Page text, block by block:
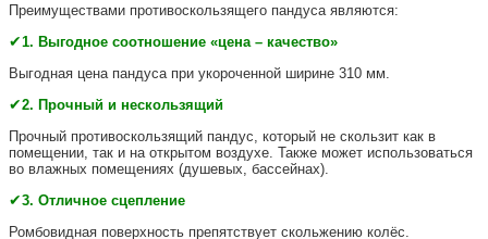
Преимуществами противоскользящего пандуса являются:
✔1. Выгодное соотношение «цена – качество»
Выгодная цена пандуса при укороченной ширине 310 мм.
✔2. Прочный и нескользящий
Прочный противоскользящий пандус, который не скользит как в
помещении, так и на открытом воздухе. Также может использоваться
во влажных помещениях (душевых, бассейнах).
✔3. Отличное сцепление
Ромбовидная поверхность препятствует скольжению колёс.